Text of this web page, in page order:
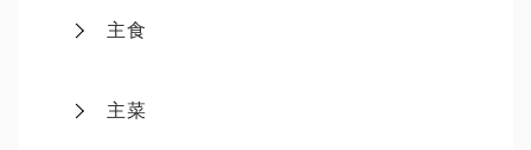
主食
主菜